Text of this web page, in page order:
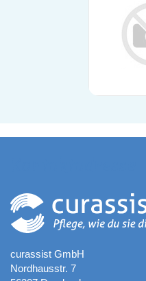
curassist GmbH
Nordhausstr. 7